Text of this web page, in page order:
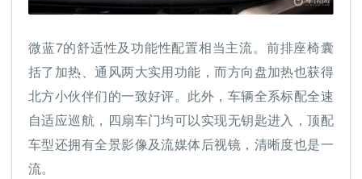
微蓝7的舒适性及功能性配置相当主流。前排座椅囊
括了加热、通风两大实用功能，而方向盘加热也获得
北方小伙伴们的一致好评。此外，车辆全系标配全速
自适应巡航，四扇车门均可以实现无钥匙进入，顶配
车型还拥有全景影像及流媒体后视镜，清晰度也是一
流。